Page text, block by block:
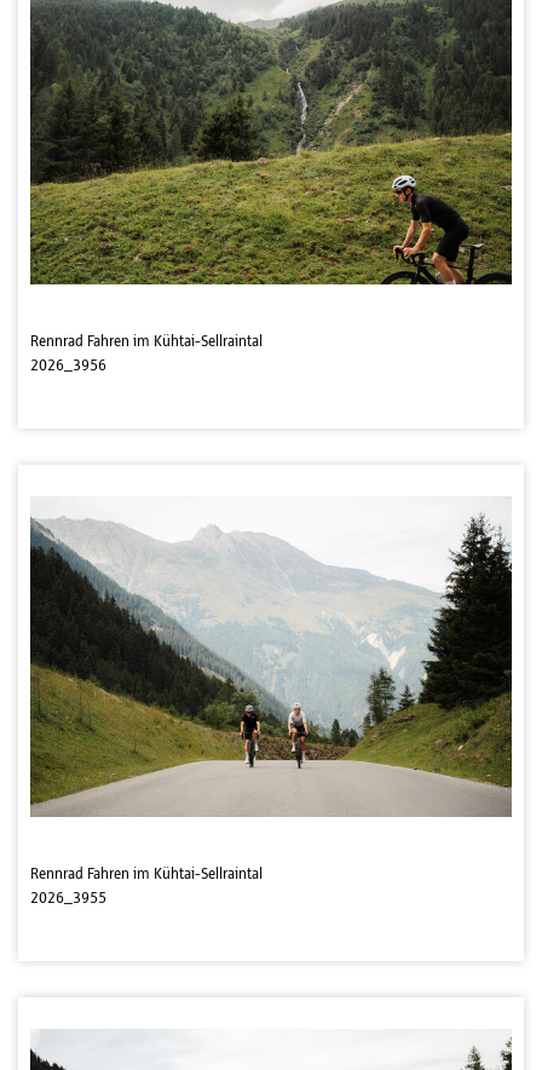
Rennrad Fahren im Kühtai-Sellraintal
2026_3956
Rennrad Fahren im Kühtai-Sellraintal
2026_3955